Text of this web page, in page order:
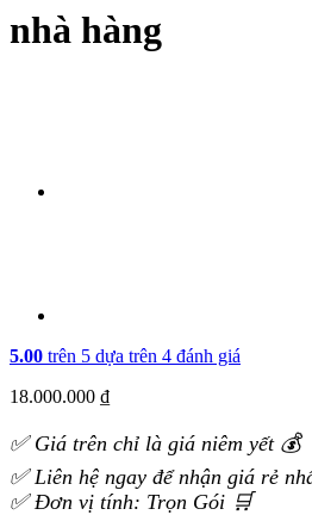
nhà hàng
5.00 trên 5 dựa trên 4 đánh giá
18.000.000 ₫
✅ Giá trên chỉ là giá niêm yết 💰
✅ Liên hệ ngay để nhận giá rẻ
✅ Đơn vị tính: Trọn Gói 🛒